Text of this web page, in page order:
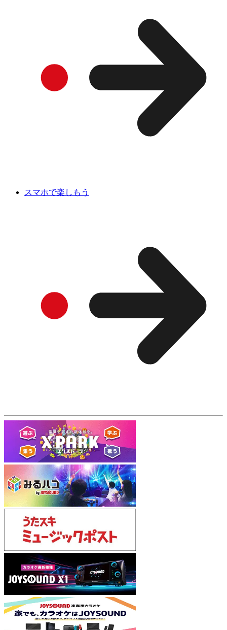
スマホで楽しもう